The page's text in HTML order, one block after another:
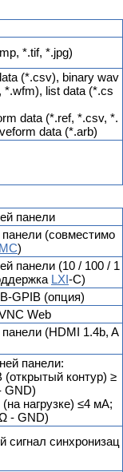
*.tif, *.jpg)
(*.csv), binary wav
*.wfm), list data (*.cs
data (*.ref, *.csv, *.
data (*.arb)
панели
панели (совместимо
)
панели (10 / 100 / 1
LXI-C)
GPIB (опция)
Web
панели (HDMI 1.4b, A
панели:
(открытый контур) ≥
GND)
нагрузке) ≤4 мА;
- GND)
сигнал синхронизац